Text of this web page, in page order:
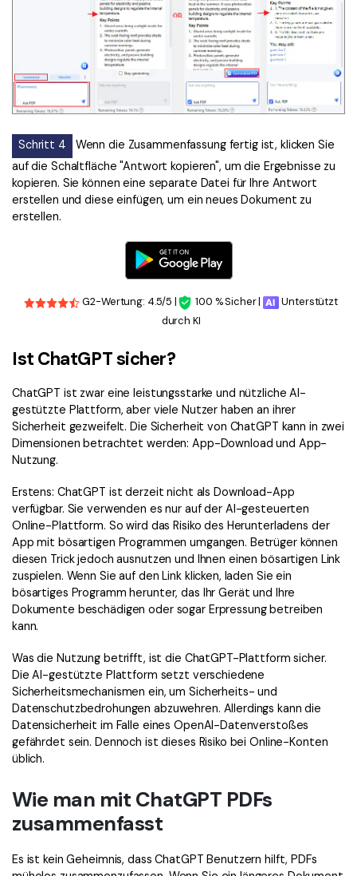
Schritt 4
Wenn die Zusammenfassung fertig ist, klicken Sie
auf die Schaltfläche "Antwort kopieren", um die Ergebnisse zu
kopieren. Sie können eine separate Datei für Ihre Antwort
erstellen und diese einfügen, um ein neues Dokument zu
erstellen.
G2-Wertung: 4.5/5 | 100 % Sicher |
Unterstützt
durch KI
Ist ChatGPT sicher?
ChatGPT ist zwar eine leistungsstarke und nützliche AI-
gestützte Plattform, aber viele Nutzer haben an ihrer
Sicherheit gezweifelt. Die Sicherheit von ChatGPT kann in zwei
Dimensionen betrachtet werden: App-Download und App-
Nutzung.
Erstens: ChatGPT ist derzeit nicht als Download-App
verfügbar. Sie verwenden es nur auf der AI-gesteuerten
Online-Plattform. So wird das Risiko des Herunterladens der
App mit bösartigen Programmen umgangen. Betrüger können
diesen Trick jedoch ausnutzen und Ihnen einen bösartigen Link
zuspielen. Wenn Sie auf den Link klicken, laden Sie ein
bösartiges Programm herunter, das Ihr Gerät und Ihre
Dokumente beschädigen oder sogar Erpressung betreiben
kann.
Was die Nutzung betrifft, ist die ChatGPT-Plattform sicher.
Die AI-gestützte Plattform setzt verschiedene
Sicherheitsmechanismen ein, um Sicherheits- und
Datenschutzbedrohungen abzuwehren. Allerdings kann die
Datensicherheit im Falle eines OpenAI-Datenverstoßes
gefährdet sein. Dennoch ist dieses Risiko bei Online-Konten
üblich.
Wie man mit ChatGPT PDFs
zusammenfasst
Es ist kein Geheimnis, dass ChatGPT Benutzern hilft, PDFs